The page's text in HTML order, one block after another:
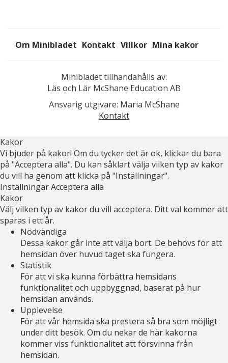
Om Minibladet Kontakt Villkor Mina kakor
Minibladet tillhandahålls av:
Läs och Lär McShane Education AB
Ansvarig utgivare: Maria McShane
Kontakt
Kakor
Vi bjuder på kakor! Om du tycker det är ok, klickar du bara
på "Acceptera alla". Du kan såklart välja vilken typ av kakor
du vill ha genom att klicka på "Inställningar".
InställningarAcceptera alla
Kakor
Välj vilken typ av kakor du vill acceptera. Ditt val kommer att
sparas i ett år.
Nödvändiga
Dessa kakor går inte att välja bort. De behövs för att
hemsidan över huvud taget ska fungera.
Statistik
För att vi ska kunna förbättra hemsidans
funktionalitet och uppbyggnad, baserat på hur
hemsidan används.
Upplevelse
För att vår hemsida ska prestera så bra som möjligt
under ditt besök. Om du nekar de här kakorna
kommer viss funktionalitet att försvinna från
hemsidan.